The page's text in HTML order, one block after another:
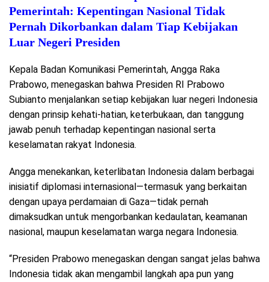
Pemerintah: Kepentingan Nasional Tidak
Pernah Dikorbankan dalam Tiap Kebijakan
Luar Negeri Presiden
Kepala Badan Komunikasi Pemerintah, Angga Raka
Prabowo, menegaskan bahwa Presiden RI Prabowo
Subianto menjalankan setiap kebijakan luar negeri Indonesia
dengan prinsip kehati-hatian, keterbukaan, dan tanggung
jawab penuh terhadap kepentingan nasional serta
keselamatan rakyat Indonesia.
Angga menekankan, keterlibatan Indonesia dalam berbagai
inisiatif diplomasi internasional—termasuk yang berkaitan
dengan upaya perdamaian di Gaza—tidak pernah
dimaksudkan untuk mengorbankan kedaulatan, keamanan
nasional, maupun keselamatan warga negara Indonesia.
“Presiden Prabowo menegaskan dengan sangat jelas bahwa
Indonesia tidak akan mengambil langkah apa pun yang